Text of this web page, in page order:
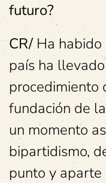
futuro?
CR/Ha habido
país ha
procedimiento
fundación de
un momento
bipartidismo,
punto y